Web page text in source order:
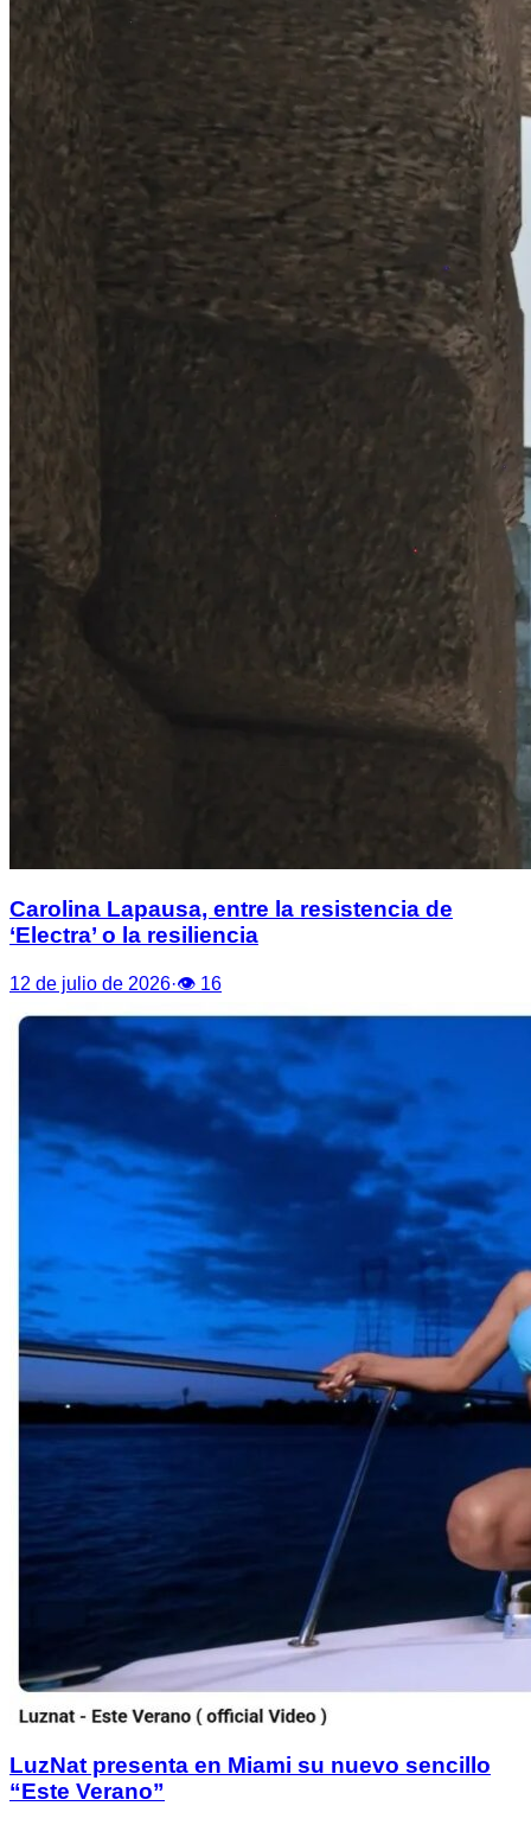
Carolina Lapausa, entre la resistencia de
‘Electra’ o la resiliencia
12 de julio de 2026·👁 16
LuzNat presenta en Miami su nuevo sencillo
“Este Verano”